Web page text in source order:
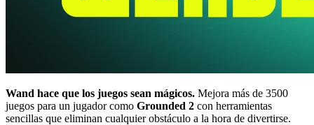
Wand hace que los juegos sean mágicos. Mejora más de 3500
juegos para un jugador como Grounded 2 con herramientas
sencillas que eliminan cualquier obstáculo a la hora de divertirse.